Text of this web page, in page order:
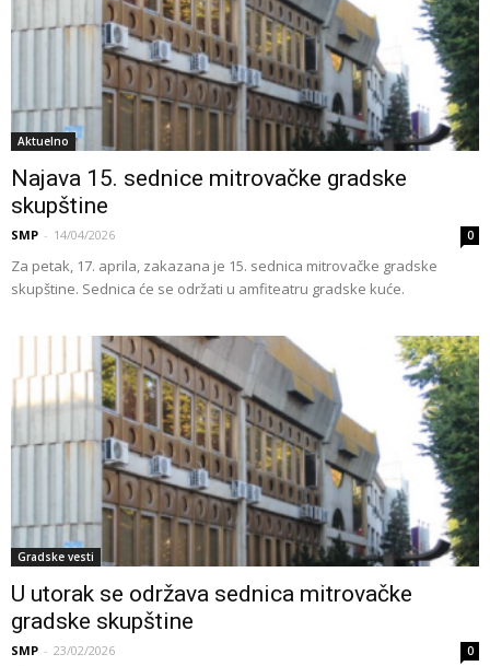
Aktuelno
Najava 15. sednice mitrovačke gradske
skupštine
SMP - 14/04/2026 0
Za petak, 17. aprila, zakazana je 15. sednica mitrovačke gradske
skupštine. Sednica će se održati u amfiteatru gradske kuće.
Gradske vesti
U utorak se održava sednica mitrovačke
gradske skupštine
SMP - 23/02/2026 0